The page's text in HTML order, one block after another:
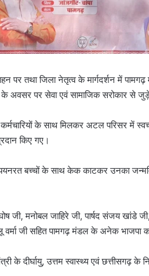
पर तथा जिला नेतृत्व के मार्गदर्शन में
अवसर पर सेवा एवं सामाजिक सरोकार से
के साथ मिलकर अटल परिसर में
किए गए।
बच्चों के साथ केक काटकर उनका
जी, मनोबल जाहिरे जी, पार्षद संजय खांडे
जी सहित पामगढ़ मंडल के अनेक भाजपा
दीर्घायु, उत्तम स्वास्थ्य एवं छत्तीसगढ़ के